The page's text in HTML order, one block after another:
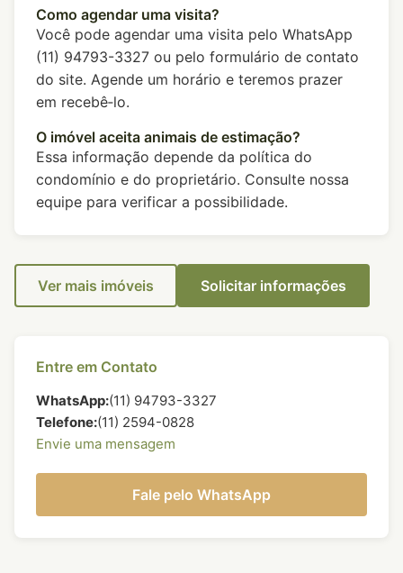
Como agendar uma visita?
Você pode agendar uma visita pelo WhatsApp
(11) 94793-3327 ou pelo formulário de contato
do site. Agende um horário e teremos prazer
em recebê‑lo.
O imóvel aceita animais de estimação?
Essa informação depende da política do
condomínio e do proprietário. Consulte nossa
equipe para verificar a possibilidade.
Ver mais imóveis Solicitar informações
Entre em Contato
WhatsApp:(11) 94793-3327
Telefone:(11) 2594-0828
Envie uma mensagem
Fale pelo WhatsApp